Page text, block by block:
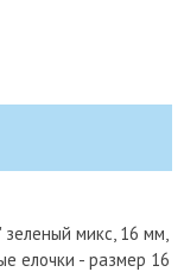
микс, 16 мм,
елочки - размер 16